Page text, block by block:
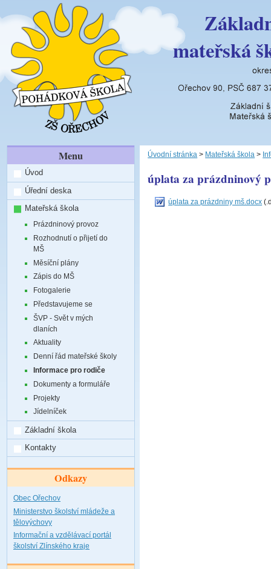
mateřská
Menu
Úvod
Úřední deska
Mateřská škola
Prázdninový provoz
Rozhodnutí o přijetí do
MŠ
Měsíční plány
Zápis do MŠ
Fotogalerie
Představujeme se
ŠVP - Svět v mých
dlaních
Aktuality
Denní řád mateřské školy
Informace pro rodiče
Dokumenty a formuláře
Projekty
Jídelníček
Základní škola
Kontakty
Odkazy
Obec Ořechov
Ministerstvo školství mládeže a
tělovýchovy
Informační a vzdělávací portál
školství Zlínského kraje
Úvodní stránka > Mateřská škola >
úplata za prázdninový
úplata za prázdniny mš.docx